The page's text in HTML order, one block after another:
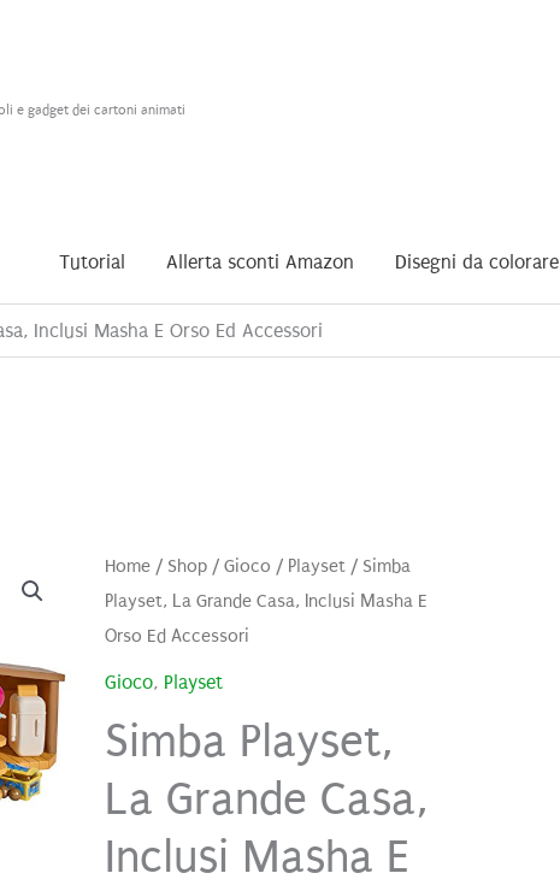
e gadget dei cartoni animati
Tutorial Allerta sconti Amazon Disegni da colorare
Inclusi Masha E Orso Ed Accessori
Home/ Shop/ Gioco / Playset/ Simba
Playset, La Grande Casa, Inclusi Masha E
Orso Ed Accessori
Gioco, Playset
Simba Playset,
La Grande Casa,
Inclusi Masha E